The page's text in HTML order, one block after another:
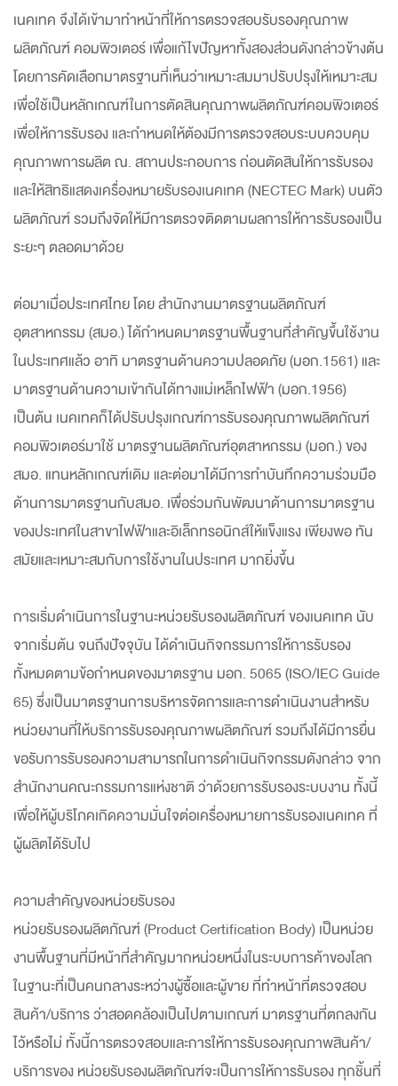
เนคเทค จึงได้เข้ามาทำหน้าที่ให้การตรวจสอบรับรองคุณภาพ
ผลิตภัณฑ์ คอมพิวเตอร์ เพื่อแก้ไขปัญหาทั้งสองส่วนดังกล่าวข้างต้น
โดยการคัดเลือกมาตรฐานที่เห็นว่าเหมาะสมมาปรับปรุงให้เหมาะสม
เพื่อใช้เป็นหลักเกณฑ์ในการตัดสินคุณภาพผลิตภัณฑ์คอมพิวเตอร์
เพื่อให้การรับรอง และกำหนดให้ต้องมีการตรวจสอบระบบควบคุม
คุณภาพการผลิต ณ. สถานประกอบการ ก่อนตัดสินให้การรับรอง
และให้สิทธิแสดงเครื่องหมายรับรองเนคเทค (NECTEC Mark) บนตัว
ผลิตภัณฑ์ รวมถึงจัดให้มีการตรวจติดตามผลการให้การรับรองเป็น
ระยะๆ ตลอดมาด้วย
ต่อมาเมื่อประเทศไทย โดย สำนักงานมาตรฐานผลิตภัณฑ์
อุตสาหกรรม (สมอ.) ได้กำหนดมาตรฐานพื้นฐานที่สำคัญขึ้นใช้งาน
ในประเทศแล้ว อาทิ มาตรฐานด้านความปลอดภัย (มอก.1561) และ
มาตรฐานด้านความเข้ากันได้ทางแม่เหล็กไฟฟ้า (มอก.1956)
เป็นต้น เนคเทคก็ได้ปรับปรุงเกณฑ์การรับรองคุณภาพผลิตภัณฑ์
คอมพิวเตอร์มาใช้ มาตรฐานผลิตภัณฑ์อุตสาหกรรม (มอก.) ของ
สมอ. แทนหลักเกณฑ์เดิม และต่อมาได้มีการทำบันทึกความร่วมมือ
ด้านการมาตรฐานกับสมอ. เพื่อร่วมกันพัฒนาด้านการมาตรฐาน
ของประเทศในสาขาไฟฟ้าและอิเล็กทรอนิกส์ให้แข็งแรง เพียงพอ ทัน
สมัยและเหมาะสมกับการใช้งานในประเทศ มากยิ่งขึ้น
การเริ่มดำเนินการในฐานะหน่วยรับรองผลิตภัณฑ์ ของเนคเทค นับ
จากเริ่มต้น จนถึงปัจจุบัน ได้ดำเนินกิจกรรมการให้การรับรอง
ทั้งหมดตามข้อกำหนดของมาตรฐาน มอก. 5065 (ISO/IEC Guide
65) ซึ่งเป็นมาตรฐานการบริหารจัดการและการดำเนินงานสำหรับ
หน่วยงานที่ให้บริการรับรองคุณภาพผลิตภัณฑ์ รวมถึงได้มีการยื่น
ขอรับการรับรองความสามารถในการดำเนินกิจกรรมดังกล่าว จาก
สำนักงานคณะกรรมการแห่งชาติ ว่าด้วยการรับรองระบบงาน ทั้งนี้
เพื่อให้ผู้บริโภคเกิดความมั่นใจต่อเครื่องหมายการรับรองเนคเทค ที่
ผู้ผลิตได้รับไป
ความสำคัญของหน่วยรับรอง
หน่วยรับรองผลิตภัณฑ์ (Product Certification Body) เป็นหน่วย
งานพื้นฐานที่มีหน้าที่สำคัญมากหน่วยหนึ่งในระบบการค้าของโลก
ในฐานะที่เป็นคนกลางระหว่างผู้ซื้อและผู้ขาย ที่ทำหน้าที่ตรวจสอบ
สินค้า/บริการ ว่าสอดคล้องเป็นไปตามเกณฑ์ มาตรฐานที่ตกลงกัน
ไว้หรือไม่ ทั้งนี้การตรวจสอบและการให้การรับรองคุณภาพสินค้า/
บริการของ หน่วยรับรองผลิตภัณฑ์จะเป็นการให้การรับรอง ทุกชิ้นที่